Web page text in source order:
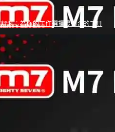
測：為你的工作選擇最適合的工具